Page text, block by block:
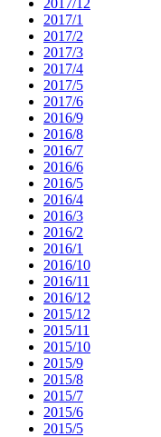
2017/1
2017/2
2017/3
2017/4
2017/5
2017/6
2016/9
2016/8
2016/7
2016/6
2016/5
2016/4
2016/3
2016/2
2016/1
2016/10
2016/11
2016/12
2015/12
2015/11
2015/10
2015/9
2015/8
2015/7
2015/6
2015/5